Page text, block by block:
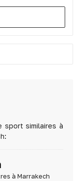
sport similaires à
à Marrakech